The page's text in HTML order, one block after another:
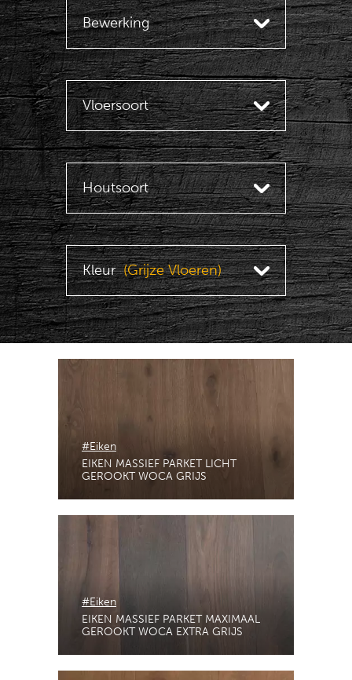
Bewerking
Vloersoort
Houtsoort
Kleur (Grijze Vloeren)
#Eiken
EIKEN MASSIEF PARKET LICHT
GEROOKT WOCA GRIJS
#Eiken
EIKEN MASSIEF PARKET MAXIMAAL
GEROOKT WOCA EXTRA GRIJS